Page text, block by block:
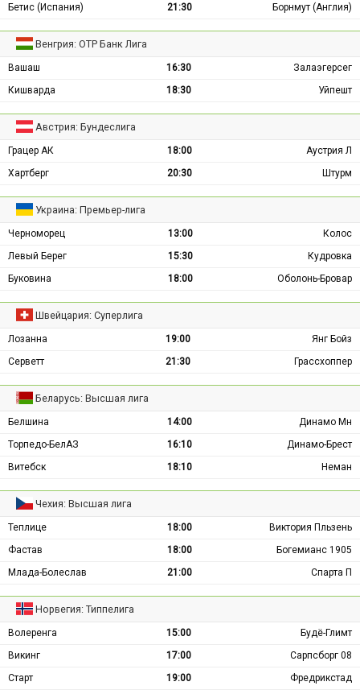
Бетис (Испания) 21:30 Борнмут (Англия)
Венгрия: ОТР Банк Лига
Вашаш 16:30
Залаэгерсег
Кишварда
18:30 Уйпешт
Австрия: Бундеслига
Грацер АК 18:00
Аустрия Л
Хартберг
20:30 Штурм
Украина: Премьер-лига
Черноморец 13:00
Колос
Левый Берег
15:30
Кудровка
Буковина
18:00 Оболонь-Бровар
Швейцария: Суперлига
Лозанна 19:00
Янг Бойз
Серветт
21:30 Грассхоппер
Беларусь: Высшая лига
Белшина 14:00
Динамо Мн
Торпедо-БелАЗ
16:10
Динамо-Брест
Витебск
18:10 Неман
Чехия: Высшая лига
Теплице 18:00
Виктория Пльзень
Фастав
18:00
Богемианс 1905
Млада-Болеслав
21:00 Спарта П
Норвегия: Типпелига
Волеренга 15:00
Будё-Глимт
Викинг
17:00
Сарпсборг 08
Старт
19:00 Фредрикстад